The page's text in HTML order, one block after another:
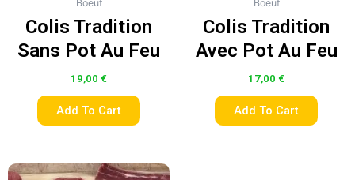
Boeuf
Colis Tradition
Sans Pot Au Feu
19,00 €
Add To Cart
Boeuf
Colis Tradition
Avec Pot Au Feu
17,00 €
Add To Cart